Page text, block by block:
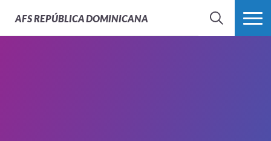
AFSREPÚBLICA DOMINICANA
BUSCAR MÁS